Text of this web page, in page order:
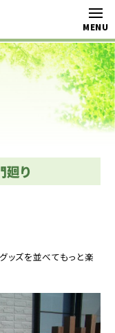
廻り
ッズを並べてもっと楽